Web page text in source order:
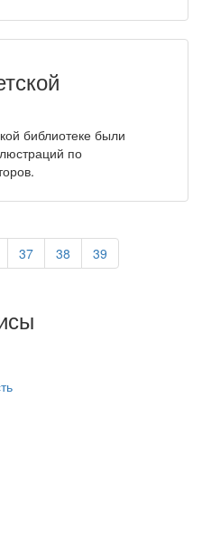
библиотеке были
по
37 38 39